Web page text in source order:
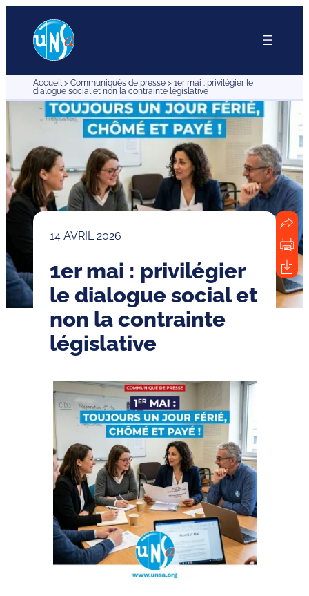
contenu
Accueil> Communiqués de presse > 1er mai : privilégier le
dialogue social et non la contrainte législative
14 AVRIL 2026
1er mai : privilégier
le dialogue social et
non la contrainte
législative